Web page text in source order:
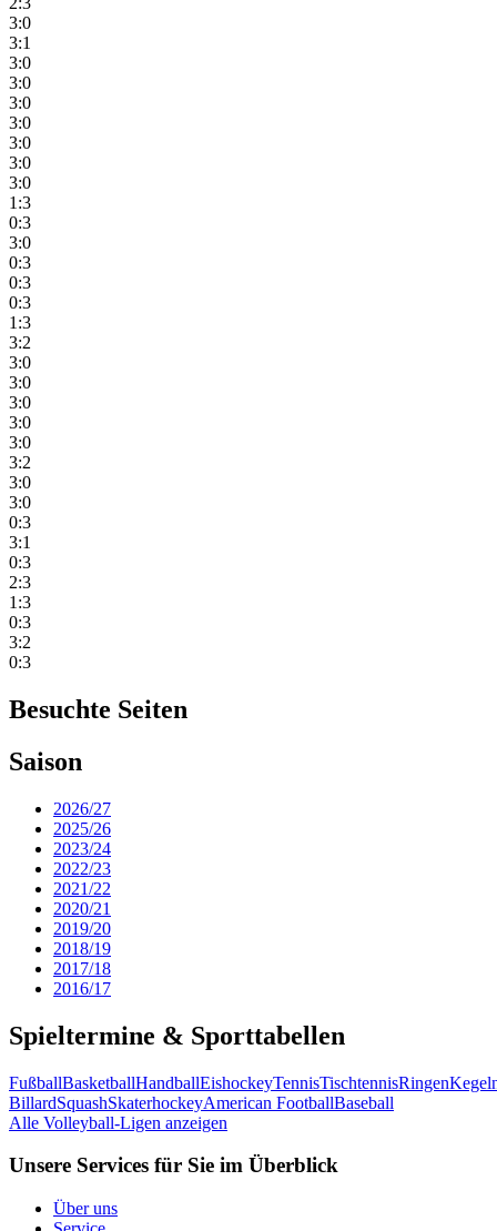
3:0
3:1
3:0
3:0
3:0
3:0
3:0
3:0
3:0
1:3
0:3
3:0
0:3
0:3
0:3
1:3
3:2
3:0
3:0
3:0
3:0
3:0
3:2
3:0
3:0
0:3
3:1
0:3
2:3
1:3
0:3
3:2
0:3
Besuchte Seiten
Saison
2026/27
2025/26
2023/24
2022/23
2021/22
2020/21
2019/20
2018/19
2017/18
2016/17
Spieltermine & Sporttabellen
FußballBasketballHandballEishockeyTennisTischtennisRingen
BillardSquashSkaterhockeyAmerican FootballBaseball
Alle Volleyball-Ligen anzeigen
Unsere Services für Sie im Überblick
Über uns